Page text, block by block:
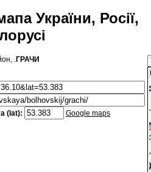
України, Росії,
.ГРАЧИ
(lat): Google maps